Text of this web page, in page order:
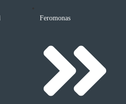
Feromonas